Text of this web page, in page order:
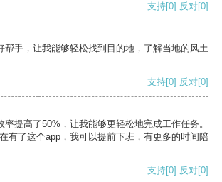
支持[0] 反对[0]
帮手，让我能够轻松找到目的地，了解当地的风土
支持[0] 反对[0]
率提高了50%，让我能够更轻松地完成工作任务。
有了这个app，我可以提前下班，有更多的时间陪
支持[0] 反对[0]